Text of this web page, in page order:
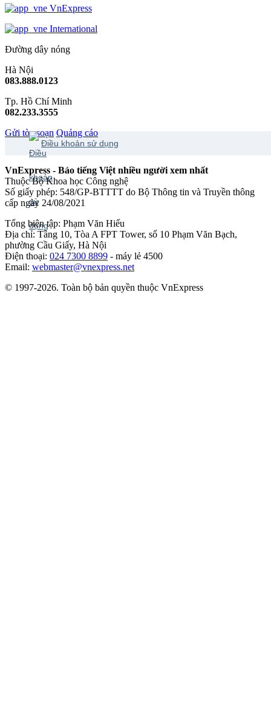
VnExpress
International
Đường dây nóng
Hà Nội
083.888.0123
Tp. Hồ Chí Minh
082.233.3555
Gửi tòa soạn Quảng cáo
Điều khoản sử dụng
VnExpress - Báo tiếng Việt nhiều người xem nhất
Thuộc Bộ Khoa học Công nghệ
Số giấy phép: 548/GP-BTTTT do Bộ Thông tin và Truyền thông
cấp ngày 24/08/2021
Tổng biên tập: Phạm Văn Hiếu
Địa chỉ: Tầng 10, Tòa A FPT Tower, số 10 Phạm Văn Bạch,
phường Cầu Giấy, Hà Nội
Điện thoại: 024 7300 8899 - máy lẻ 4500
Email: webmaster@vnexpress.net
© 1997-2026. Toàn bộ bản quyền thuộc VnExpress